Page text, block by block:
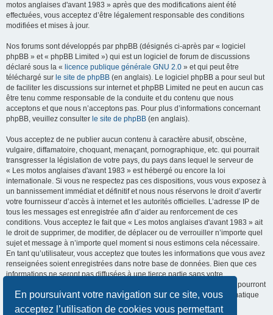
En poursuivant votre navigation sur ce site, vous
acceptez l’utilisation de cookies vous permettant
motos anglaises d'avant 1983 » après que des modifications aient été
effectuées, vous acceptez d’être légalement responsable des conditions
modifiées et mises à jour.
Nos forums sont développés par phpBB (désignés ci-après par « logiciel
phpBB » et « phpBB Limited ») qui est un logiciel de forum de discussions
déclaré sous la « licence publique générale GNU 2.0 » et qui peut être
téléchargé sur le site de phpBB (en anglais). Le logiciel phpBB a pour seul but
de faciliter les discussions sur internet et phpBB Limited ne peut en aucun cas
être tenu comme responsable de la conduite et du contenu que nous
acceptons et que nous n’acceptons pas. Pour plus d’informations concernant
phpBB, veuillez consulter le site de phpBB (en anglais).
Vous acceptez de ne publier aucun contenu à caractère abusif, obscène,
vulgaire, diffamatoire, choquant, menaçant, pornographique, etc. qui pourrait
transgresser la législation de votre pays, du pays dans lequel le serveur de
« Les motos anglaises d'avant 1983 » est hébergé ou encore la loi
internationale. Si vous ne respectez pas ces dispositions, vous vous exposez à
un bannissement immédiat et définitif et nous nous réservons le droit d’avertir
votre fournisseur d’accès à internet et les autorités officielles. L’adresse IP de
tous les messages est enregistrée afin d’aider au renforcement de ces
conditions. Vous acceptez le fait que « Les motos anglaises d'avant 1983 » ait
le droit de supprimer, de modifier, de déplacer ou de verrouiller n’importe quel
sujet et message à n’importe quel moment si nous estimons cela nécessaire.
En tant qu’utilisateur, vous acceptez que toutes les informations que vous avez
renseignées soient enregistrées dans notre base de données. Bien que ces
informations ne seront pas diffusées à une tierce partie sans votre
consentement, ni « Les motos anglaises d'avant 1983 », ni phpBB, ne pourront
être tenus comme responsables en cas de tentative de piratage informatique
visant à compromettre vos données.